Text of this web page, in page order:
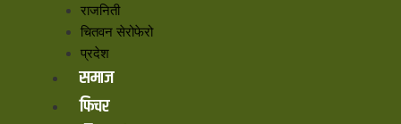
राजनिती
चितवन सेरोफेरो
प्रदेश
समाज
फिचर